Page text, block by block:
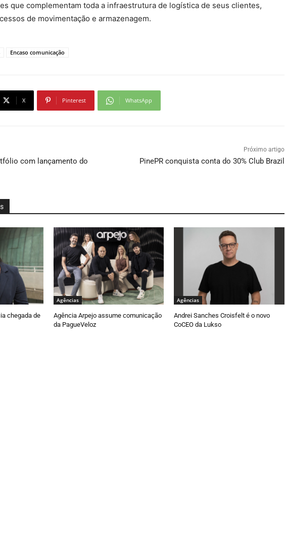
que complementam toda a infraestrutura de logística de seus clientes,
de movimentação e armazenagem.
Encaso comunicação
X Pinterest WhatsApp
com lançamento do
Próximo artigo
PinePR conquista conta do 30% Club Brazil
chegada de
Agências
Agência Arpejo assume comunicação
da PagueVeloz
Agências
Andrei Sanches Croisfelt é o novo
CoCEO da Lukso